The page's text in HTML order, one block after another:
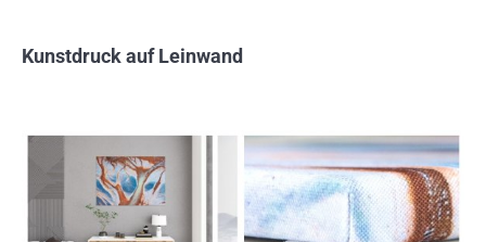
Kunstdruck auf Leinwand